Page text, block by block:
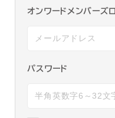
オンワードメンバーズ
パスワード